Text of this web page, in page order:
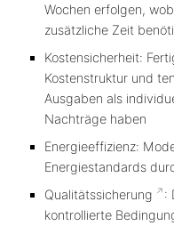
Wochen erfolgen,
zusätzliche Zeit
Kostensicherheit:
Kostenstruktur und
Ausgaben als
Nachträge haben
Energieeffizienz:
Energiestandards
Qualitätssicherung
:
kontrollierte